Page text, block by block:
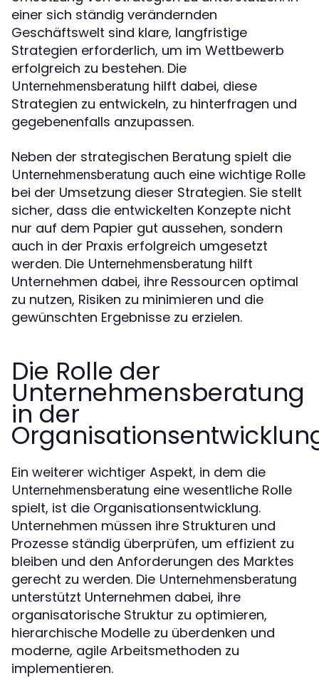
einer sich ständig verändernden
Geschäftswelt sind klare, langfristige
Strategien erforderlich, um im Wettbewerb
erfolgreich zu bestehen. Die
Unternehmensberatung hilft dabei, diese
Strategien zu entwickeln, zu hinterfragen und
gegebenenfalls anzupassen.
Neben der strategischen Beratung spielt die
Unternehmensberatung auch eine wichtige Rolle
bei der Umsetzung dieser Strategien. Sie stellt
sicher, dass die entwickelten Konzepte nicht
nur auf dem Papier gut aussehen, sondern
auch in der Praxis erfolgreich umgesetzt
werden. Die Unternehmensberatung hilft
Unternehmen dabei, ihre Ressourcen optimal
zu nutzen, Risiken zu minimieren und die
gewünschten Ergebnisse zu erzielen.
Die Rolle der
Unternehmensberatung
in der
Ein weiterer wichtiger Aspekt, in dem die
Unternehmensberatung eine wesentliche Rolle
spielt, ist die Organisationsentwicklung.
Unternehmen müssen ihre Strukturen und
Prozesse ständig überprüfen, um effizient zu
bleiben und den Anforderungen des Marktes
gerecht zu werden. Die Unternehmensberatung
unterstützt Unternehmen dabei, ihre
organisatorische Struktur zu optimieren,
hierarchische Modelle zu überdenken und
moderne, agile Arbeitsmethoden zu
implementieren.